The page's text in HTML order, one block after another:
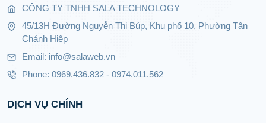
CÔNG TY TNHH SALA TECHNOLOGY
45/13H Đường Nguyễn Thị Búp, Khu phố 10, Phường Tân
Chánh Hiệp
Email: info@salaweb.vn
Phone: 0969.436.832 - 0974.011.562
DỊCH VỤ CHÍNH